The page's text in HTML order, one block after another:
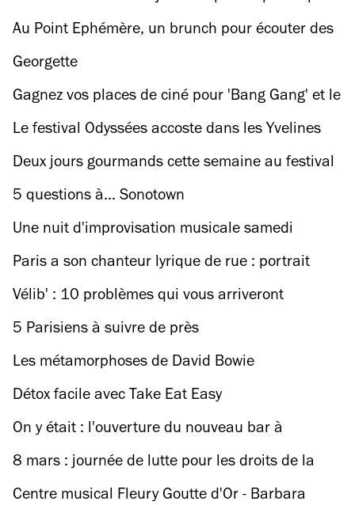
imaginer le monde de demain
Au Point Ephémère, un brunch pour écouter des
vinyles
Georgette
Gagnez vos places de ciné pour 'Bang Gang' et le
vinyle de la BO !
Le festival Odyssées accoste dans les Yvelines
Deux jours gourmands cette semaine au festival
Bouche à Bouche
5 questions à... Sonotown
Une nuit d'improvisation musicale samedi
prochain au Conservatoire de Paris
Paris a son chanteur lyrique de rue : portrait
Vélib' : 10 problèmes qui vous arriveront
forcément
5 Parisiens à suivre de près
Les métamorphoses de David Bowie
Détox facile avec Take Eat Easy
On y était : l'ouverture du nouveau bar à
cocktails le RPR de Charonne
8 mars : journée de lutte pour les droits de la
femme
Centre musical Fleury Goutte d'Or - Barbara